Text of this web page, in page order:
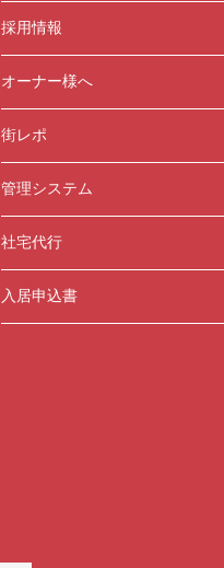
採用情報
オーナー様へ
街レポ
管理システム
社宅代行
入居申込書